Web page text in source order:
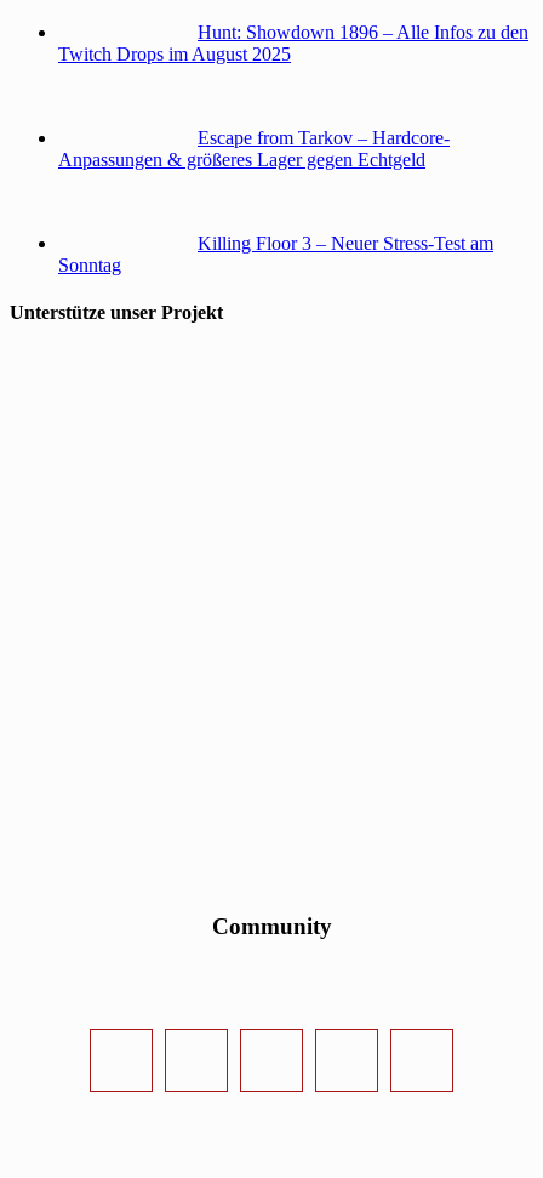
Hunt: Showdown 1896 – Alle Infos zu den
Twitch Drops im August 2025
Escape from Tarkov – Hardcore-
Anpassungen & größeres Lager gegen Echtgeld
Killing Floor 3 – Neuer Stress-Test am
Sonntag
Unterstütze unser Projekt
Community